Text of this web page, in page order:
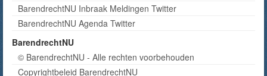
BarendrechtNU Inbraak Meldingen Twitter
BarendrechtNU Agenda Twitter
BarendrechtNU
© BarendrechtNU - Alle rechten voorbehouden
Copyrightbeleid BarendrechtNU